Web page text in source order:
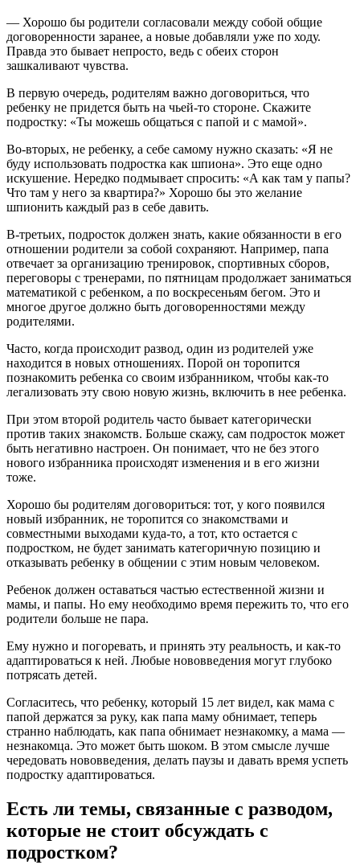
— Хорошо бы родители согласовали между собой общие
договоренности заранее, а новые добавляли уже по ходу.
Правда это бывает непросто, ведь с обеих сторон
зашкаливают чувства.
В первую очередь, родителям важно договориться, что
ребенку не придется быть на чьей-то стороне. Скажите
подростку: «Ты можешь общаться с папой и с мамой».
Во-вторых, не ребенку, а себе самому нужно сказать: «Я не
буду использовать подростка как шпиона». Это еще одно
искушение. Нередко подмывает спросить: «А как там у папы?
Что там у него за квартира?» Хорошо бы это желание
шпионить каждый раз в себе давить.
В-третьих, подросток должен знать, какие обязанности в его
отношении родители за собой сохраняют. Например, папа
отвечает за организацию тренировок, спортивных сборов,
переговоры с тренерами, по пятницам продолжает заниматься
математикой с ребенком, а по воскресеньям бегом. Это и
многое другое должно быть договоренностями между
родителями.
Часто, когда происходит развод, один из родителей уже
находится в новых отношениях. Порой он торопится
познакомить ребенка со своим избранником, чтобы как-то
легализовать эту свою новую жизнь, включить в нее ребенка.
При этом второй родитель часто бывает категорически
против таких знакомств. Больше скажу, сам подросток может
быть негативно настроен. Он понимает, что не без этого
нового избранника происходят изменения и в его жизни
тоже.
Хорошо бы родителям договориться: тот, у кого появился
новый избранник, не торопится со знакомствами и
совместными выходами куда-то, а тот, кто остается с
подростком, не будет занимать категоричную позицию и
отказывать ребенку в общении с этим новым человеком.
Ребенок должен оставаться частью естественной жизни и
мамы, и папы. Но ему необходимо время пережить то, что его
родители больше не пара.
Ему нужно и погоревать, и принять эту реальность, и как-то
адаптироваться к ней. Любые нововведения могут глубоко
потрясать детей.
Согласитесь, что ребенку, который 15 лет видел, как мама с
папой держатся за руку, как папа маму обнимает, теперь
странно наблюдать, как папа обнимает незнакомку, а мама —
незнакомца. Это может быть шоком. В этом смысле лучше
чередовать нововведения, делать паузы и давать время успеть
подростку адаптироваться.
Есть ли темы, связанные с разводом,
которые не стоит обсуждать с
подростком?